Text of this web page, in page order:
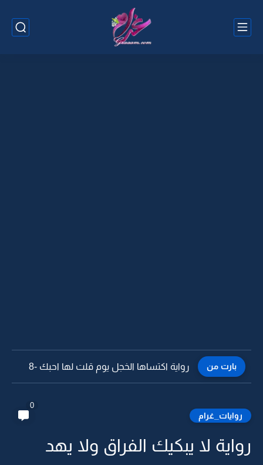
بارت من رواية اكتساها الخجل يوم قلت لها احبك -8
روايات_غرام
0
رواية لا يبكيك الفراق ولا يهد